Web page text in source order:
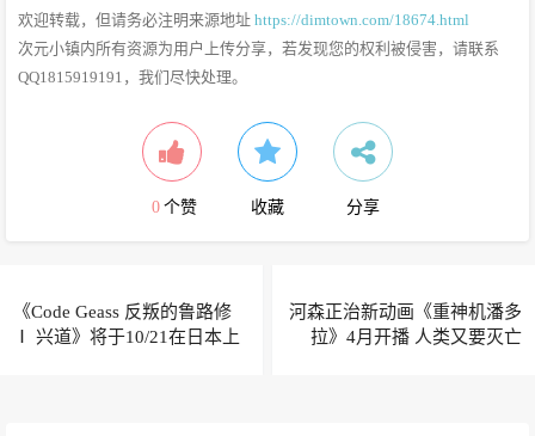
欢迎转载，但请务必注明来源地址 https://dimtown.com/18674.html
次元小镇内所有资源为用户上传分享，若发现您的权利被侵害，请联系
QQ1815919191，我们尽快处理。
0 个赞 收藏 分享
《Code Geass 反叛的鲁路修
Ⅰ 兴道》将于10/21在日本上
河森正治新动画《重神机潘多
拉》4月开播 人类又要灭亡